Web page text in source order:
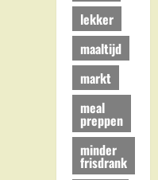
lekker
maaltijd
markt
meal
preppen
minder
frisdrank